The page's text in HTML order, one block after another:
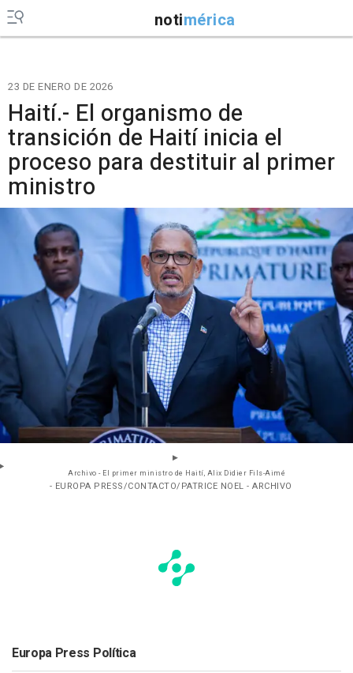
notimérica
23 DE ENERO DE 2026
Haití.- El organismo de
transición de Haití inicia el
proceso para destituir al primer
ministro
Archivo - El primer ministro de Haití, Alix Didier Fils-Aimé
- EUROPA PRESS/CONTACTO/PATRICE NOEL - ARCHIVO
Europa Press Política